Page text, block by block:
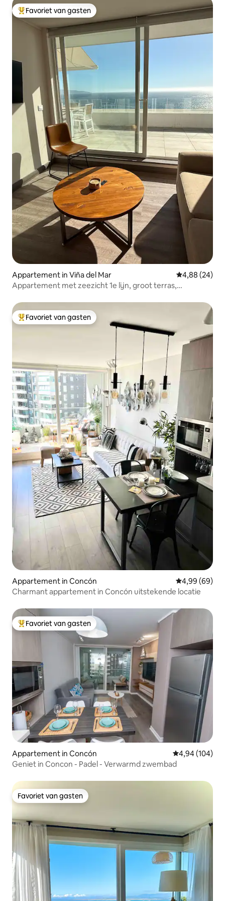
Topfavoriet van gasten
Favoriet van gasten
Appartement in Viña del Mar Gemiddelde
4,88 (24)
Appartement met zeezicht 1e lijn, groot terras,
Topfavoriet van gasten
Favoriet van gasten
Appartement in Concón Gemiddelde
4,99 (69)
Charmant appartement in Concón uitstekende locatie
Topfavoriet van gasten
Favoriet van gasten
Appartement in Concón Gemiddelde
4,94 (104)
Geniet in Concon - Padel - Verwarmd zwembad
Favoriet van gasten
Favoriet van gasten